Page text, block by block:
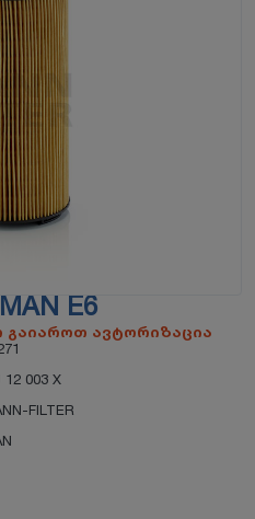
E6
გაიაროთ ავტორიზაცია
12 003 X
FILTER